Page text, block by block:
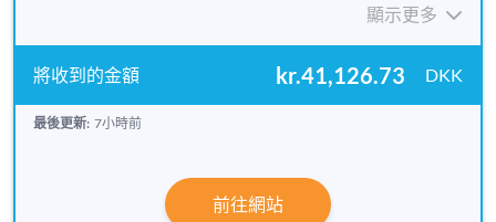
顯示更多
kr.41,126.73 DKK
最後更新: 7小時前
前往網站